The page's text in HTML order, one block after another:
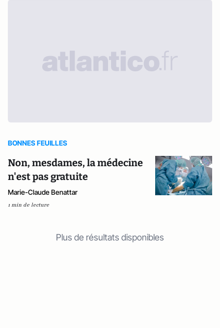
BONNES FEUILLES
Non, mesdames, la médecine
n'est pas gratuite
Marie-Claude Benattar
1 min de lecture
Plus de résultats disponibles